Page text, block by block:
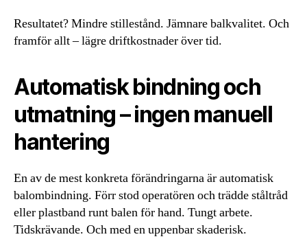
Resultatet? Mindre stillestånd. Jämnare balkvalitet. Och
framför allt – lägre driftkostnader över tid.
Automatisk bindning och
utmatning – ingen manuell
hantering
En av de mest konkreta förändringarna är automatisk
balombindning. Förr stod operatören och trädde ståltråd
eller plastband runt balen för hand. Tungt arbete.
Tidskrävande. Och med en uppenbar skaderisk.